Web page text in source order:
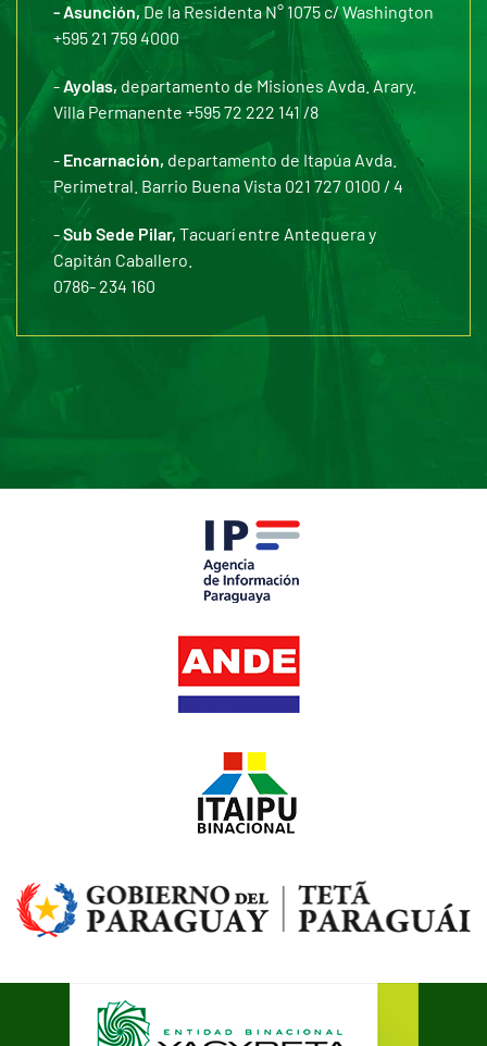
- Asunción, De la Residenta N° 1075 c/ Washington
+595 21 759 4000
-Ayolas, departamento de Misiones Avda. Arary.
Villa Permanente +595 72 222 141 /8
- Encarnación, departamento de Itapúa Avda.
Perimetral. Barrio Buena Vista 021 727 0100 / 4
-Sub Sede Pilar, Tacuarí entre Antequera y
Capitán Caballero.
0786- 234 160